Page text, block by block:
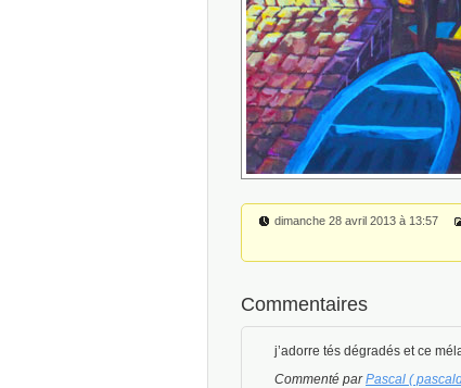
dimanche 28 avril 2013 à 13:57
Commentaires
j’adorre tés dégradés et ce
Commenté parPascal (